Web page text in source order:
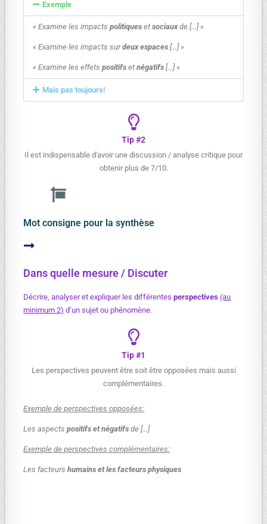
Exemple
« Examine les impactspolitiques etsociauxde […] »
« Examine les impacts surdeux espaces […] »
« Examine les effetspositifs etnégatifs […] »
Mais pas toujours!
Tip #2
Il est indispensable d'avoir une discussion / analyse critique pour
obtenir plus de 7/10.
Mot consigne pour la synthèse
Dans quelle mesure / Discuter
Décrire, analyser et expliquer les différentesperspectives (au
minimum 2) d’un sujet ou phénomène.
Tip #1
Les perspectives peuvent être soit être opposées mais aussi
complémentaires.
Exemple de perspectives opposées:
Les aspectspositifs et négatifs de […]
Exemple de perspectives complémentaires:
Les facteurshumains et les facteurs physiques